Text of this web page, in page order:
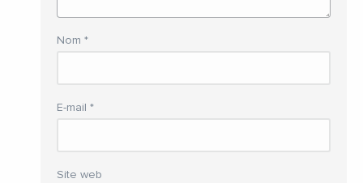
Nom *
E-mail *
Site web